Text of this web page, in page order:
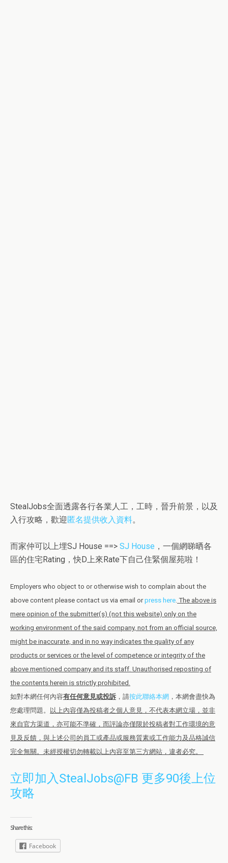
StealJobs全面透露各行各業人工，工時，晉升前景，以及
入行攻略，歡迎 匿名提供收入資料。
而家仲可以上埋SJ House ==> SJ House ，一個網睇晒各
區的住宅Rating，快D上來Rate下自己住緊個屋苑啦！
Employers who object to or otherwise wish to complain about the
above content please contact us via email orpress here. The above is
mere opinion of the submitter(s) (not this website) only on the
working environment of the said company, not from an official source,
might be inaccurate, and in no way indicates the quality of any
products or services or the level of competence or integrity of the
above mentioned company and its staff. Unauthorised reposting of
the contents herein is strictly prohibited.
如對本網任何內容有任何意見或投訴 ，請按此聯絡本網 ，本網會盡快為
您處理問題。
以上內容僅為投稿者之個人意見，不代表本網立場，並非
來自官方渠道，亦可能不準確，而評論亦僅限於投稿者對工作環境的意
見及反饋，與上述公司的員工或產品或服務質素或工作能力及品格誠信
完全無關。未經授權切勿轉載以上內容至第三方網站，違者必究。
立即加入StealJobs@FB 更多90後上位
攻略
Share this:
Facebook